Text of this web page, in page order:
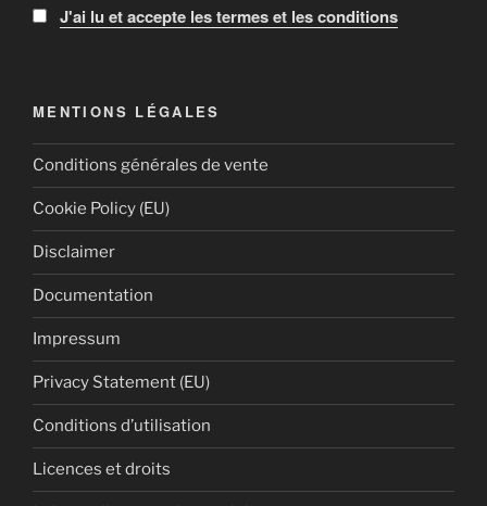
J'ai lu et accepte les termes et les conditions
MENTIONS LÉGALES
Conditions générales de vente
Cookie Policy (EU)
Disclaimer
Documentation
Impressum
Privacy Statement (EU)
Conditions d’utilisation
Licences et droits